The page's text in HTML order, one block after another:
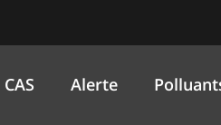
CAS Alerte